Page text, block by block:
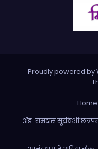
Proudly powered by
Home
ॲड. रामदास सूर्यवंशी